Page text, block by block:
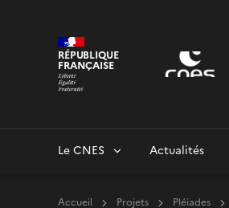
RÉPUBLIQUE
FRANÇAISE
Le CNES Actualités
Accueil Projets Pléiades